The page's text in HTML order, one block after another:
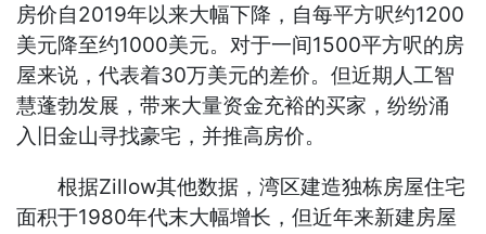
房价自2019年以来大幅下降，自每平方呎约1200
美元降至约1000美元。对于一间1500平方呎的房
屋来说，代表着30万美元的差价。但近期人工智
慧蓬勃发展，带来大量资金充裕的买家，纷纷涌
入旧金山寻找豪宅，并推高房价。
根据Zillow其他数据，湾区建造独栋房屋住宅
面积于1980年代末大幅增长，但近年来新建房屋